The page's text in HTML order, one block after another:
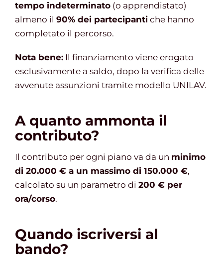
tempo indeterminato (o apprendistato)
almeno il 90% dei partecipanti che hanno
completato il percorso.
Nota bene: Il finanziamento viene erogato
esclusivamente a saldo, dopo la verifica delle
avvenute assunzioni tramite modello UNILAV.
A quanto ammonta il
contributo?
Il contributo per ogni piano va da un minimo
di 20.000 € a un massimo di 150.000 €,
calcolato su un parametro di 200 € per
ora/corso.
Quando iscriversi al
bando?